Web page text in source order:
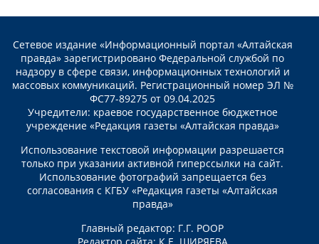
Сетевое издание «Информационный портал «Алтайская
правда» зарегистрировано Федеральной службой по
надзору в сфере связи, информационных технологий и
массовых коммуникаций. Регистрационный номер ЭЛ №
ФС77-89275 от 09.04.2025
Учредители: краевое государственное бюджетное
учреждение «Редакция газеты «Алтайская правда»
Использование текстовой информации разрешается
только при указании активной гиперссылки на сайт.
Использование фотографий запрещается без
согласования с КГБУ «Редакция газеты «Алтайская
правда»
Главный редактор: Г.Г. РООР